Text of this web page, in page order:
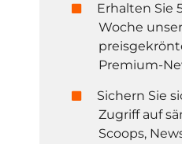
Erhalten Sie
Woche
Premium-
Sichern Sie
Zugriff auf
Scoops,